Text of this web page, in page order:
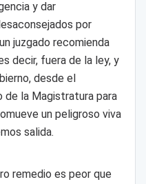
y dar
por
juzgado recomienda
decir, fuera de la ley, y
desde el
de la Magistratura para
un peligroso viva
salida.
remedio es peor que